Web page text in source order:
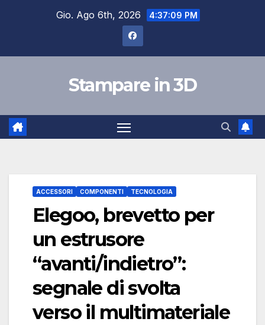
Gio. Ago 6th, 2026 4:37:10 PM
Stampare in 3D
ACCESSORI COMPONENTI TECNOLOGIA
Elegoo, brevetto per
un estrusore
“avanti/indietro”:
segnale di svolta
verso il multimateriale